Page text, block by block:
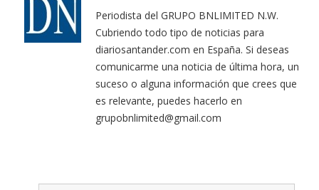
Periodista del GRUPO BNLIMITED N.W.
Cubriendo todo tipo de noticias para
diariosantander.com en España. Si deseas
comunicarme una noticia de última hora, un
suceso o alguna información que crees que
es relevante, puedes hacerlo en
grupobnlimited@gmail.com